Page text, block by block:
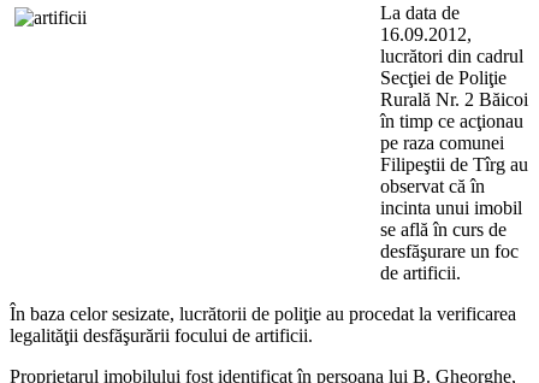
La data de
16.09.2012,
lucrători din cadrul
Secţiei de Poliţie
Rurală Nr. 2 Băicoi
în timp ce acţionau
pe raza comunei
Filipeştii de Tîrg au
observat că în
incinta unui imobil
se află în curs de
desfăşurare un foc
de artificii.
În baza celor sesizate, lucrătorii de poliţie au procedat la verificarea
legalităţii desfăşurării focului de artificii.
Proprietarul imobilului fost identificat în persoana lui B. Gheorghe,